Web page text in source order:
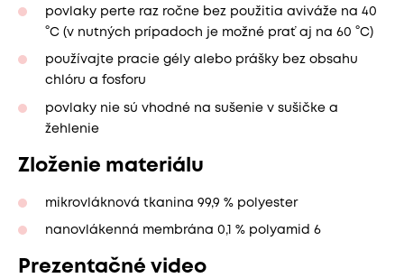
povlaky perte raz ročne bez použitia aviváže na 40
°C (v nutných prípadoch je možné prať aj na 60 °C)
používajte pracie gély alebo prášky bez obsahu
chlóru a fosforu
povlaky nie sú vhodné na sušenie v sušičke a
žehlenie
Zloženie materiálu
mikrovláknová tkanina 99,9 % polyester
nanovlákenná membrána 0,1 % polyamid 6
Prezentačné video